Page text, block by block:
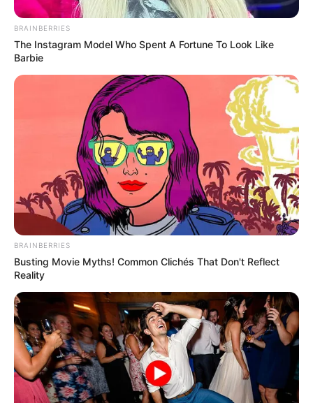
X: @g_hanafiah
Threads:@g_hanafiah
Instagram:@g_hanafiah
TikTok:@healthy_with_gemalla
Wet Traveler
Tinggi, Berat & Penampilan Fisik
Tinggi: – cm
Berat: – kg
Golongan Darah: –
Warna Rambut: –
Warna Mata: –
Warna Kulit: –
Ukuran Tubuh: –
Ukuran Sepatu: –
Ukuran Baju: –
Pendidikan
BRAINBERRIES
The Instagram Model Who Spent A Fortune To Look Like
Barbie
BRAINBERRIES
Busting Movie Myths! Common Clichés That Don't Reflect
Reality